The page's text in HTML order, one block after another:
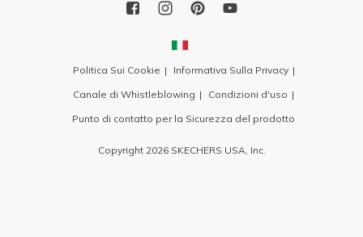
Politica Sui Cookie
Informativa Sulla Privacy
Canale di Whistleblowing
Condizioni d'uso
Punto di contatto per la Sicurezza del prodotto
Copyright 2026 SKECHERS USA, Inc.